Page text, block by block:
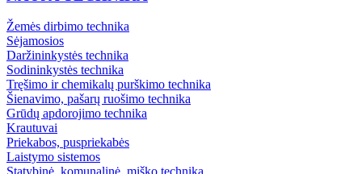
Žemės dirbimo technika
Sėjamosios
Daržininkystės technika
Sodininkystės technika
Tręšimo ir chemikalų purškimo technika
Šienavimo, pašarų ruošimo technika
Grūdų apdorojimo technika
Krautuvai
Priekabos, puspriekabės
Laistymo sistemos